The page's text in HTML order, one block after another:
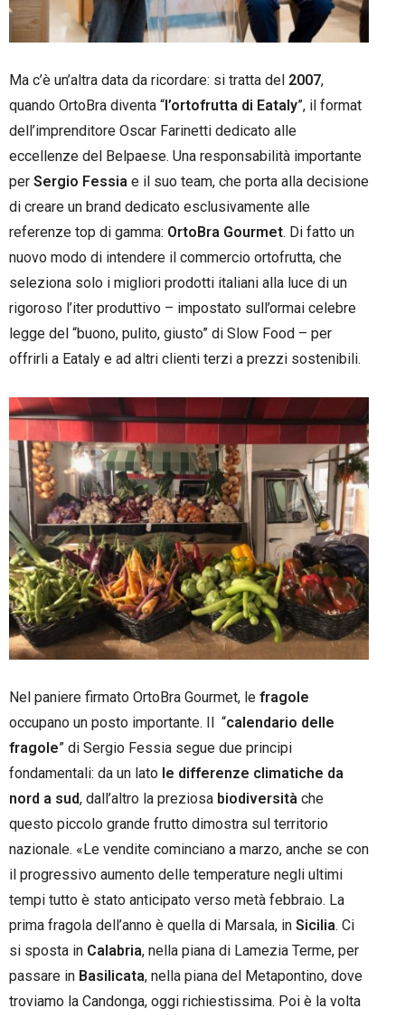
Ma c’è un’altra data da ricordare: si tratta del 2007,
quando OrtoBra diventa “l’ortofrutta di Eataly”, il format
dell’imprenditore Oscar Farinetti dedicato alle
eccellenze del Belpaese. Una responsabilità importante
per Sergio Fessia e il suo team, che porta alla decisione
di creare un brand dedicato esclusivamente alle
referenze top di gamma: OrtoBra Gourmet. Di fatto un
nuovo modo di intendere il commercio ortofrutta, che
seleziona solo i migliori prodotti italiani alla luce di un
rigoroso l’iter produttivo – impostato sull’ormai celebre
legge del “buono, pulito, giusto” di Slow Food – per
offrirli a Eataly e ad altri clienti terzi a prezzi sostenibili.
Nel paniere firmato OrtoBra Gourmet, le fragole
occupano un posto importante. Il “calendario delle
fragole” di Sergio Fessia segue due principi
fondamentali: da un lato le differenze climatiche da
nord a sud, dall’altro la preziosa biodiversità che
questo piccolo grande frutto dimostra sul territorio
nazionale. «Le vendite cominciano a marzo, anche se con
il progressivo aumento delle temperature negli ultimi
tempi tutto è stato anticipato verso metà febbraio. La
prima fragola dell’anno è quella di Marsala, in Sicilia. Ci
si sposta in Calabria, nella piana di Lamezia Terme, per
passare in Basilicata, nella piana del Metapontino, dove
troviamo la Candonga, oggi richiestissima. Poi è la volta